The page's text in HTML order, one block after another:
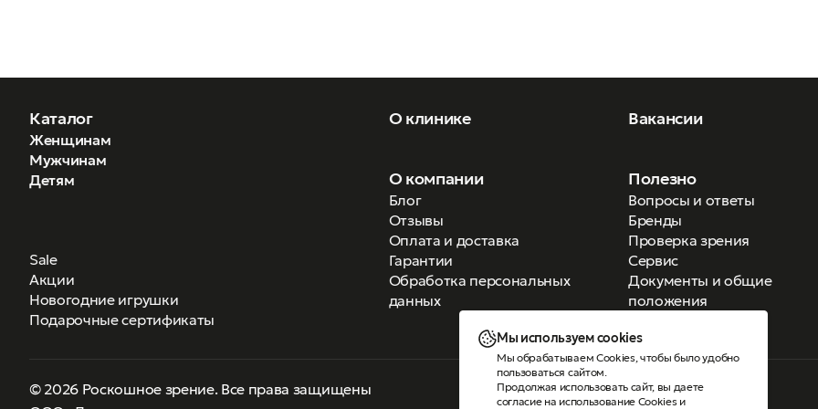
Каталог
Женщинам
Мужчинам
Детям
Sale
Акции
Новогодние игрушки
Подарочные сертификаты
О клинике Вакансии
О компании
Блог
Отзывы
Оплата и доставка
Гарантии
Обработка персональных
данных
Полезно
Вопросы и ответы
Бренды
Проверка зрения
Сервис
Документы и общие
положения
© 2026 Роскошное зрение. Все права защищены
Версия для слабовидящих
Мы используем cookies
Мы обрабатываем Cookies, чтобы было удобно
пользоваться сайтом.
Продолжая использовать сайт, вы даете
согласие на использование Cookiesи